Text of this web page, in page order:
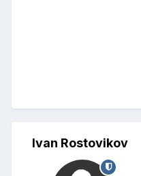
Ivan Rostovikov